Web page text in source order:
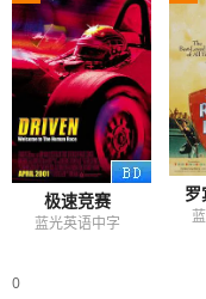
极速竞赛
蓝光英语中字
罗
0